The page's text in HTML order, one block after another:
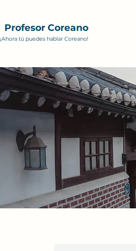
Profesor Coreano
¡Ahora tú puedes hablar Coreano!